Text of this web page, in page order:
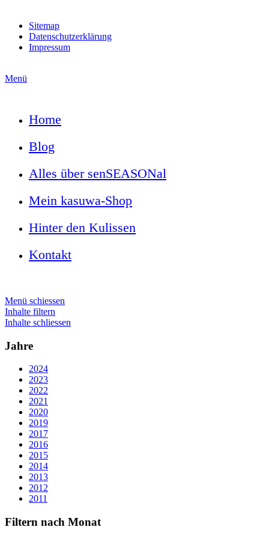
Sitemap
Datenschutzerklärung
Impressum
Menü
Home
Blog
Alles über senSEASONal
Mein kasuwa-Shop
Hinter den Kulissen
Kontakt
Menü schiessen
Inhalte filtern
Inhalte schliessen
Jahre
2024
2023
2022
2021
2020
2019
2017
2016
2015
2014
2013
2012
2011
Filtern nach Monat